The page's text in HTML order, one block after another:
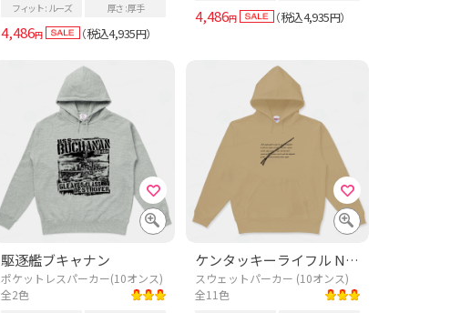
フィット ルーズ 厚さ 厚手
4,486円 （税込4,935円）
4,486円 （税込4,935円）
駆逐艦ブキャナン
ポケットレスパーカー(10オンス)
全2色
ケンタッキーライフル No1
スウェットパーカー (10オンス)
全11色